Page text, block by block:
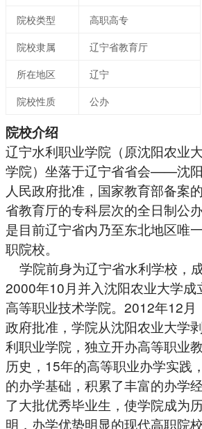
院校类型
高职高专
院校隶属
辽宁省教育厅
所在地区
辽宁
院校性质
公办
院校介绍
辽宁水利职业学院（原沈阳农业
学院）坐落于辽宁省省会——沈
人民政府批准，国家教育部备案
省教育厅的专科层次的全日制公
是目前辽宁省内乃至东北地区唯
职院校。
学院前身为辽宁省水利学校，
2000年10月并入沈阳农业大学成
高等职业技术学院。2012年12月
政府批准，学院从沈阳农业大学
利职业学院，独立开办高等职业
历史，15年的高等职业办学实践
的办学基础，积累了丰富的办学
了大批优秀毕业生，使学院成为
明，办学优势明显的现代高职院